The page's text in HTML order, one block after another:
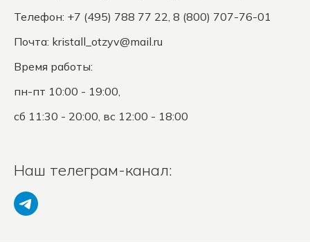
Телефон: +7 (495) 788 77 22, 8 (800) 707-76-01
Почта: kristall_otzyv@mail.ru
Время работы:
пн-пт 10:00 - 19:00,
сб 11:30 - 20:00, вс 12:00 - 18:00
Наш телеграм-канал: